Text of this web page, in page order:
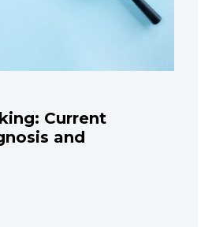
Current
and